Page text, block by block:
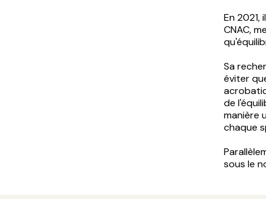
En
CNAC,
Sa
éviter
de
manière
chaque
sous le